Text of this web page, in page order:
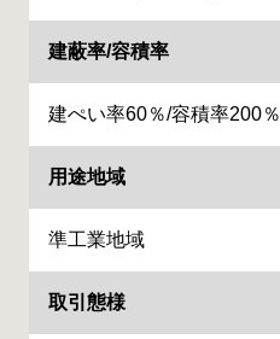
建蔽率/容積率
建ぺい率60％/容積率200％
用途地域
準工業地域
取引態様